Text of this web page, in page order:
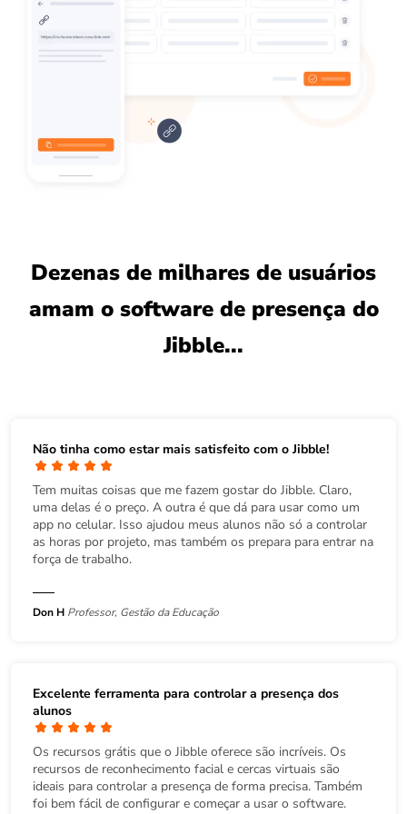
Dezenas de milhares de usuários
amam o software de presença do
Jibble...
Não tinha como estar mais satisfeito com o Jibble!
Tem muitas coisas que me fazem gostar do Jibble. Claro,
uma delas é o preço. A outra é que dá para usar como um
app no celular. Isso ajudou meus alunos não só a controlar
as horas por projeto, mas também os prepara para entrar na
força de trabalho.
Don H Professor, Gestão da Educação
Excelente ferramenta para controlar a presença dos
alunos
Os recursos grátis que o Jibble oferece são incríveis. Os
recursos de reconhecimento facial e cercas virtuais são
ideais para controlar a presença de forma precisa. Também
foi bem fácil de configurar e começar a usar o software.